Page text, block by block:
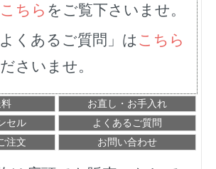
こちら をご覧下さいませ。
くあるご質問」は こちら
さいませ。
お直し・お手入れ
セル
よくあるご質問
注文
お問い合わせ